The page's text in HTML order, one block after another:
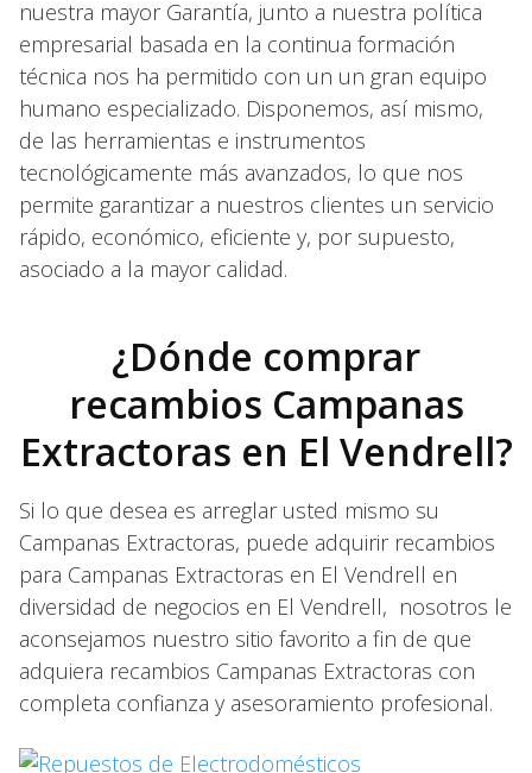
nuestra mayor Garantía, junto a nuestra política
empresarial basada en la continua formación
técnica nos ha permitido con un un gran equipo
humano especializado. Disponemos, así mismo,
de las herramientas e instrumentos
tecnológicamente más avanzados, lo que nos
permite garantizar a nuestros clientes un servicio
rápido, económico, eficiente y, por supuesto,
asociado a la mayor calidad.
¿Dónde comprar
recambios Campanas
Extractoras en El Vendrell?
Si lo que desea es arreglar usted mismo su
Campanas Extractoras, puede adquirir recambios
para Campanas Extractoras en El Vendrell en
diversidad de negocios en El Vendrell, nosotros le
aconsejamos nuestro sitio favorito a fin de que
adquiera recambios Campanas Extractoras con
completa confianza y asesoramiento profesional.